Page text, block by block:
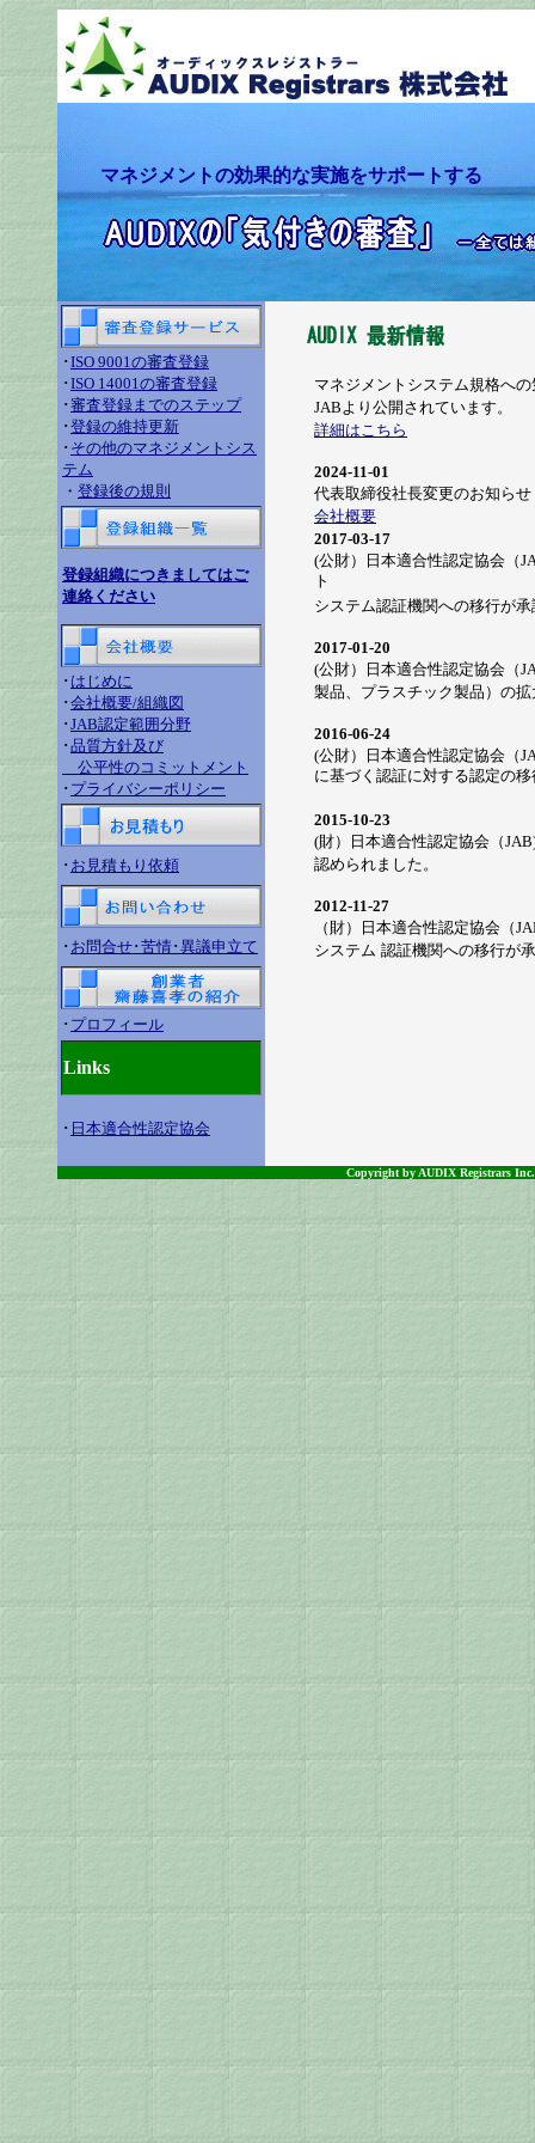
マネジメントの効果的な実施をサポートする
･ISO 9001の審査登録
･ISO 14001の審査登録
･審査登録までのステップ
･登録の維持更新
･ その他のマネジメントシス
テム
・ 登録後の規則
登録組織につきましてはご
連絡ください
･ はじめに
･会社概要/組織図
･JAB認定範囲分野
･品質方針及び
公平性のコミットメント
･ プライバシーポリシー
･ お見積もり依頼
･ お問合せ･苦情･異議申立て
･ プロフィール
Links
･ 日本適合性認定協会
マネジメントシステム規格へ
JABより公開されています。
詳細はこちら
2024-11-01
代表取締役社長変更のお知らせ
会社概要
2017-03-17
(公財）日本適合性認定協会（
ト
システム認証機関への移行が
2017-01-20
(公財）日本適合性認定協会（
製品、 プラスチック製品）の
2016-06-24
(公財）日本適合性認定協会（
に基づく認証に対する認定の
2015-10-23
(財）日本適合性認定協会（
認められました。
2012-11-27
（財）日本適合性認定協会（
システム 認証機関への移行が
Copyright by AUDIX Registrars Inc.